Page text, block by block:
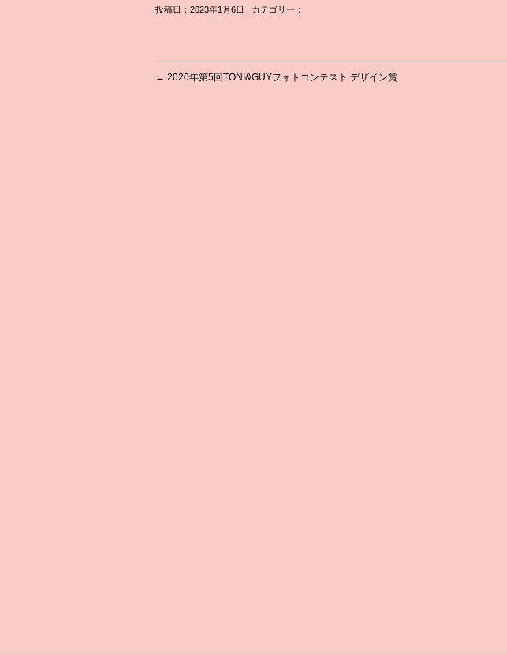
投稿日：2023年1月6日 | カテゴリー：
← 2020年第5回TONI&GUYフォトコンテスト デザイン賞